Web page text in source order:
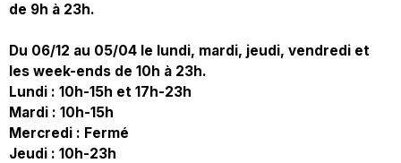
de 9h à 23h.
Du 06/12 au 05/04 le lundi, mardi, jeudi, vendredi et
les week-ends de 10h à 23h.
Lundi : 10h-15h et 17h-23h
Mardi : 10h-15h
Mercredi : Fermé
Jeudi : 10h-23h